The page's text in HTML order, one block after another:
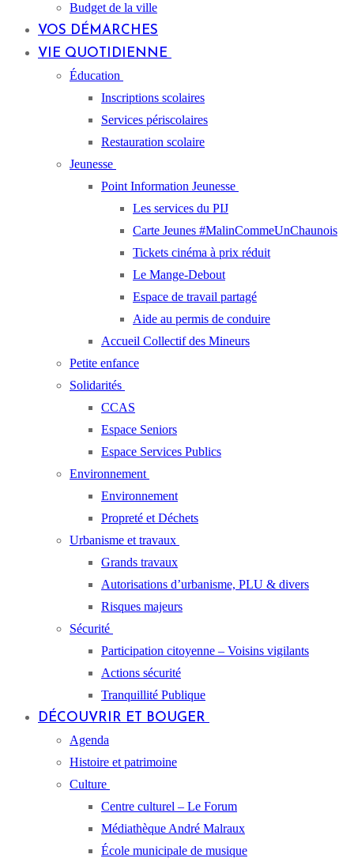
Budget de la ville
VOS DÉMARCHES
VIE QUOTIDIENNE
Éducation
Inscriptions scolaires
Services périscolaires
Restauration scolaire
Jeunesse
Point Information Jeunesse
Les services du PIJ
Carte Jeunes #MalinCommeUnChaunois
Tickets cinéma à prix réduit
Le Mange-Debout
Espace de travail partagé
Aide au permis de conduire
Accueil Collectif des Mineurs
Petite enfance
Solidarités
CCAS
Espace Seniors
Espace Services Publics
Environnement
Environnement
Propreté et Déchets
Urbanisme et travaux
Grands travaux
Autorisations d’urbanisme, PLU & divers
Risques majeurs
Sécurité
Participation citoyenne – Voisins vigilants
Actions sécurité
Tranquillité Publique
DÉCOUVRIR ET BOUGER
Agenda
Histoire et patrimoine
Culture
Centre culturel – Le Forum
Médiathèque André Malraux
École municipale de musique